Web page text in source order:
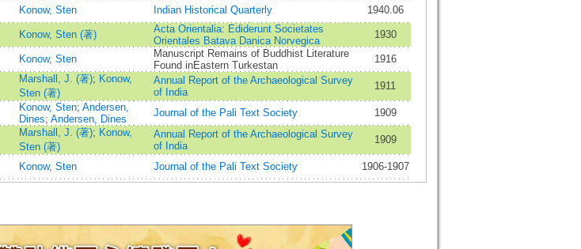
Konow, Sten Indian Historical Quarterly 1940.06
Konow, Sten (著)
Acta Orientalia: Ediderunt Societates
Orientales Batava Danica Norvegica
1930
Konow, Sten
Manuscript Remains of Buddhist Literature
Found inEastern Turkestan
1916
Marshall, J. (著); Konow,
Sten (著)
Annual Report of the Archaeological Survey
of India
1911
Konow, Sten; Andersen,
Dines; Andersen, Dines
Journal of the Pali Text Society 1909
Marshall, J. (著); Konow,
Sten (著)
Annual Report of the Archaeological Survey
of India
1909
Konow, Sten Journal of the Pali Text Society 1906-1907